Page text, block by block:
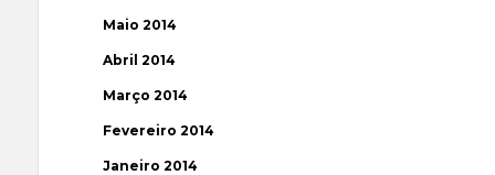
Maio 2014
Abril 2014
Março 2014
Fevereiro 2014
Janeiro 2014